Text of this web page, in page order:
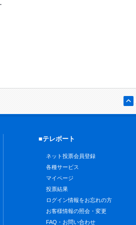
■テレボート
ネット投票会員登録
各種サービス
マイページ
投票結果
ログイン情報をお忘れの方
お客様情報の照会・変更
FAQ・お問い合わせ